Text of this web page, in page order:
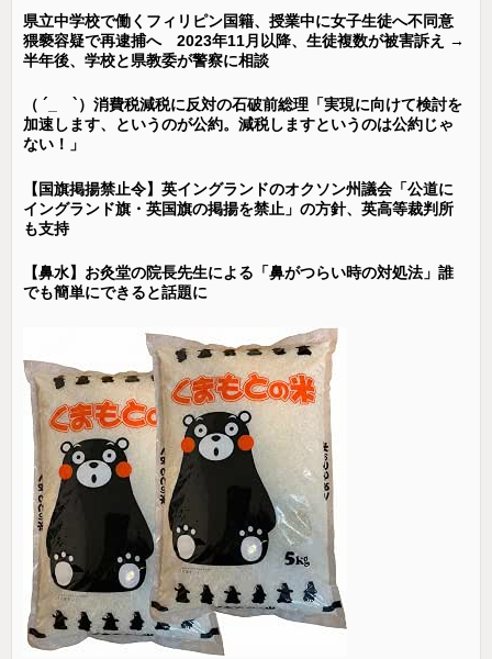
県立中学校で働くフィリピン国籍、授業中に女子生徒へ不同意
猥褻容疑で再逮捕へ 2023年11月以降、生徒複数が被害訴え →
半年後、学校と県教委が警察に相談
（ ´_ゝ`）消費税減税に反対の石破前総理「実現に向けて検討を
加速します、というのが公約。減税しますというのは公約じゃ
ない！」
【国旗掲揚禁止令】英イングランドのオクソン州議会「公道に
イングランド旗・英国旗の掲揚を禁止」の方針、英高等裁判所
も支持
【鼻水】お灸堂の院長先生による「鼻がつらい時の対処法」誰
でも簡単にできると話題に